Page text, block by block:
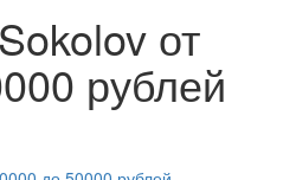
от
рублей